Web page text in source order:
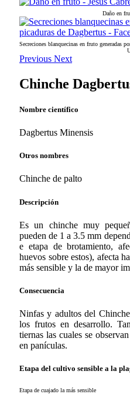
Daño en
Secreciones blanquecinas en fruto generadas
Previous Next
Chinche
Nombre científico
Dagbertus Minensis
Otros nombres
Chinche de palto
Descripción
Es un chinche muy
pueden de 1 a 3.5 mm
e etapa de brotamiento,
huevos sobre estos), afecta
más sensible y la de mayor
Consecuencia
Ninfas y adultos del
los frutos en desarrollo.
tiernas las cuales se
en panículas.
Etapa del cultivo sensible a la
Etapa de cuajado la más sensible